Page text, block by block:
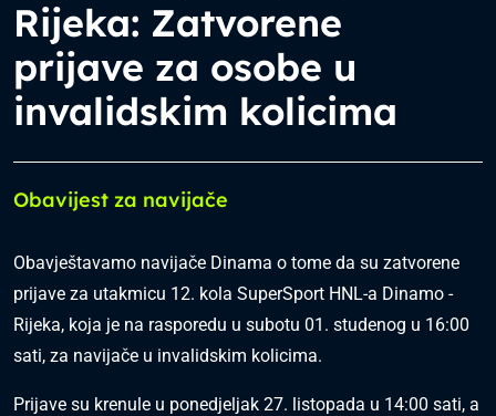
Rijeka: Zatvorene
prijave za osobe u
invalidskim kolicima
Obavijest za navijače
Obavještavamo navijače Dinama o tome da su zatvorene
prijave za utakmicu 12. kola SuperSport HNL-a Dinamo -
Rijeka, koja je na rasporedu u subotu 01. studenog u 16:00
sati, za navijače u invalidskim kolicima.
Prijave su krenule u ponedjeljak 27. listopada u 14:00 sati, a